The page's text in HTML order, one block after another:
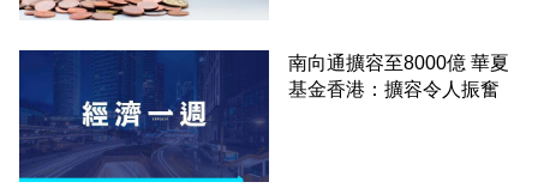
南向通擴容至8000億 華夏
基金香港：擴容令人振奮